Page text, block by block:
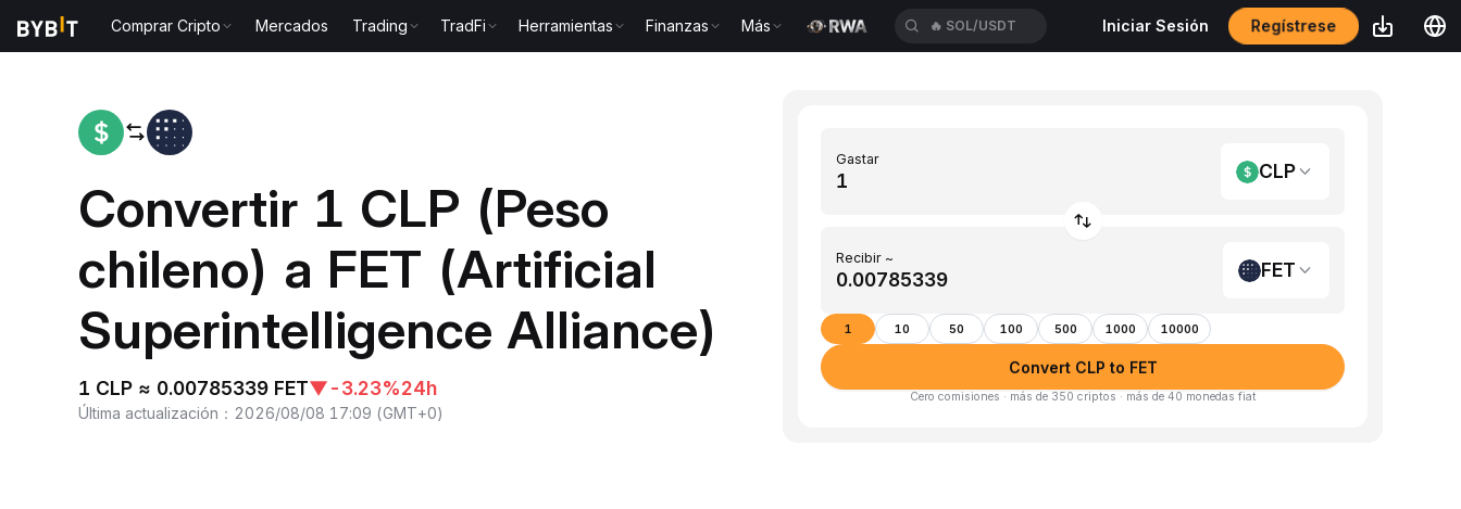
Comprar Cripto Mercados Trading TradFi Herramientas Finanzas Más 🔥 SOL/USDT Iniciar Sesión Regístrese
Convertir 1 CLP (Peso
chileno) a FET (Artificial
Superintelligence Alliance)
1 CLP ≈ 0.00785339 FET▼-3.23%24h
Última actualización ： 2026/08/08 17:09 (GMT+0)
Gastar
CLP
Recibir ~
FET
1 10 50 100 500 1000 10000
Convert CLP to FET
Cero comisiones · más de 350 criptos · más de 40 monedas fiat